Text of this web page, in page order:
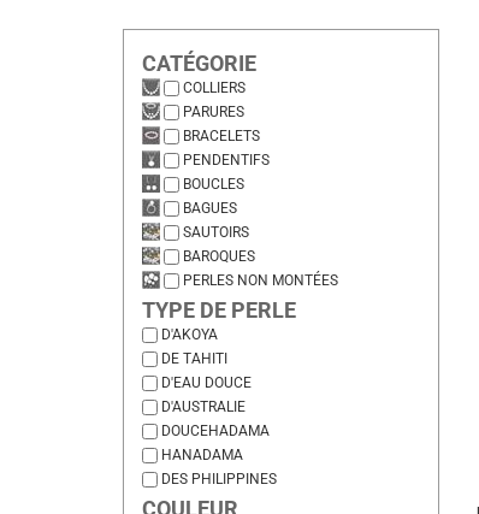
CATÉGORIE
COLLIERS
PARURES
BRACELETS
PENDENTIFS
BOUCLES
BAGUES
SAUTOIRS
BAROQUES
PERLES NON MONTÉES
TYPE DE PERLE
D'AKOYA
DE TAHITI
D'EAU DOUCE
D'AUSTRALIE
DOUCEHADAMA
HANADAMA
DES PHILIPPINES
COULEUR